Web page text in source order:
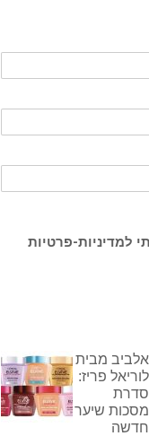
למדיניות-פרטיות
אלביב מבית
לוריאל פריז:
סדרת
מסכות שיער
חדשה